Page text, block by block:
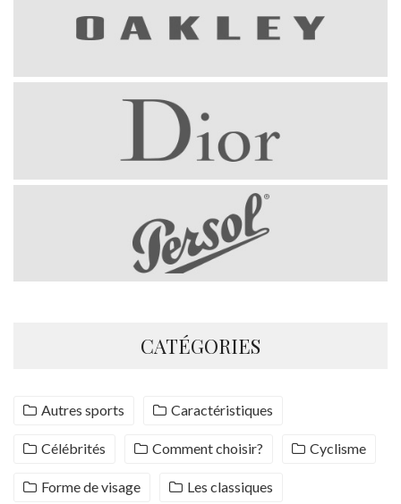
CATÉGORIES
Autres sports Caractéristiques
Célébrités Comment choisir? Cyclisme
Forme de visage Les classiques